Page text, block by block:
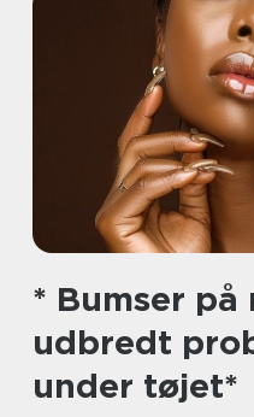
* Bumser på
udbredt
under tøjet*